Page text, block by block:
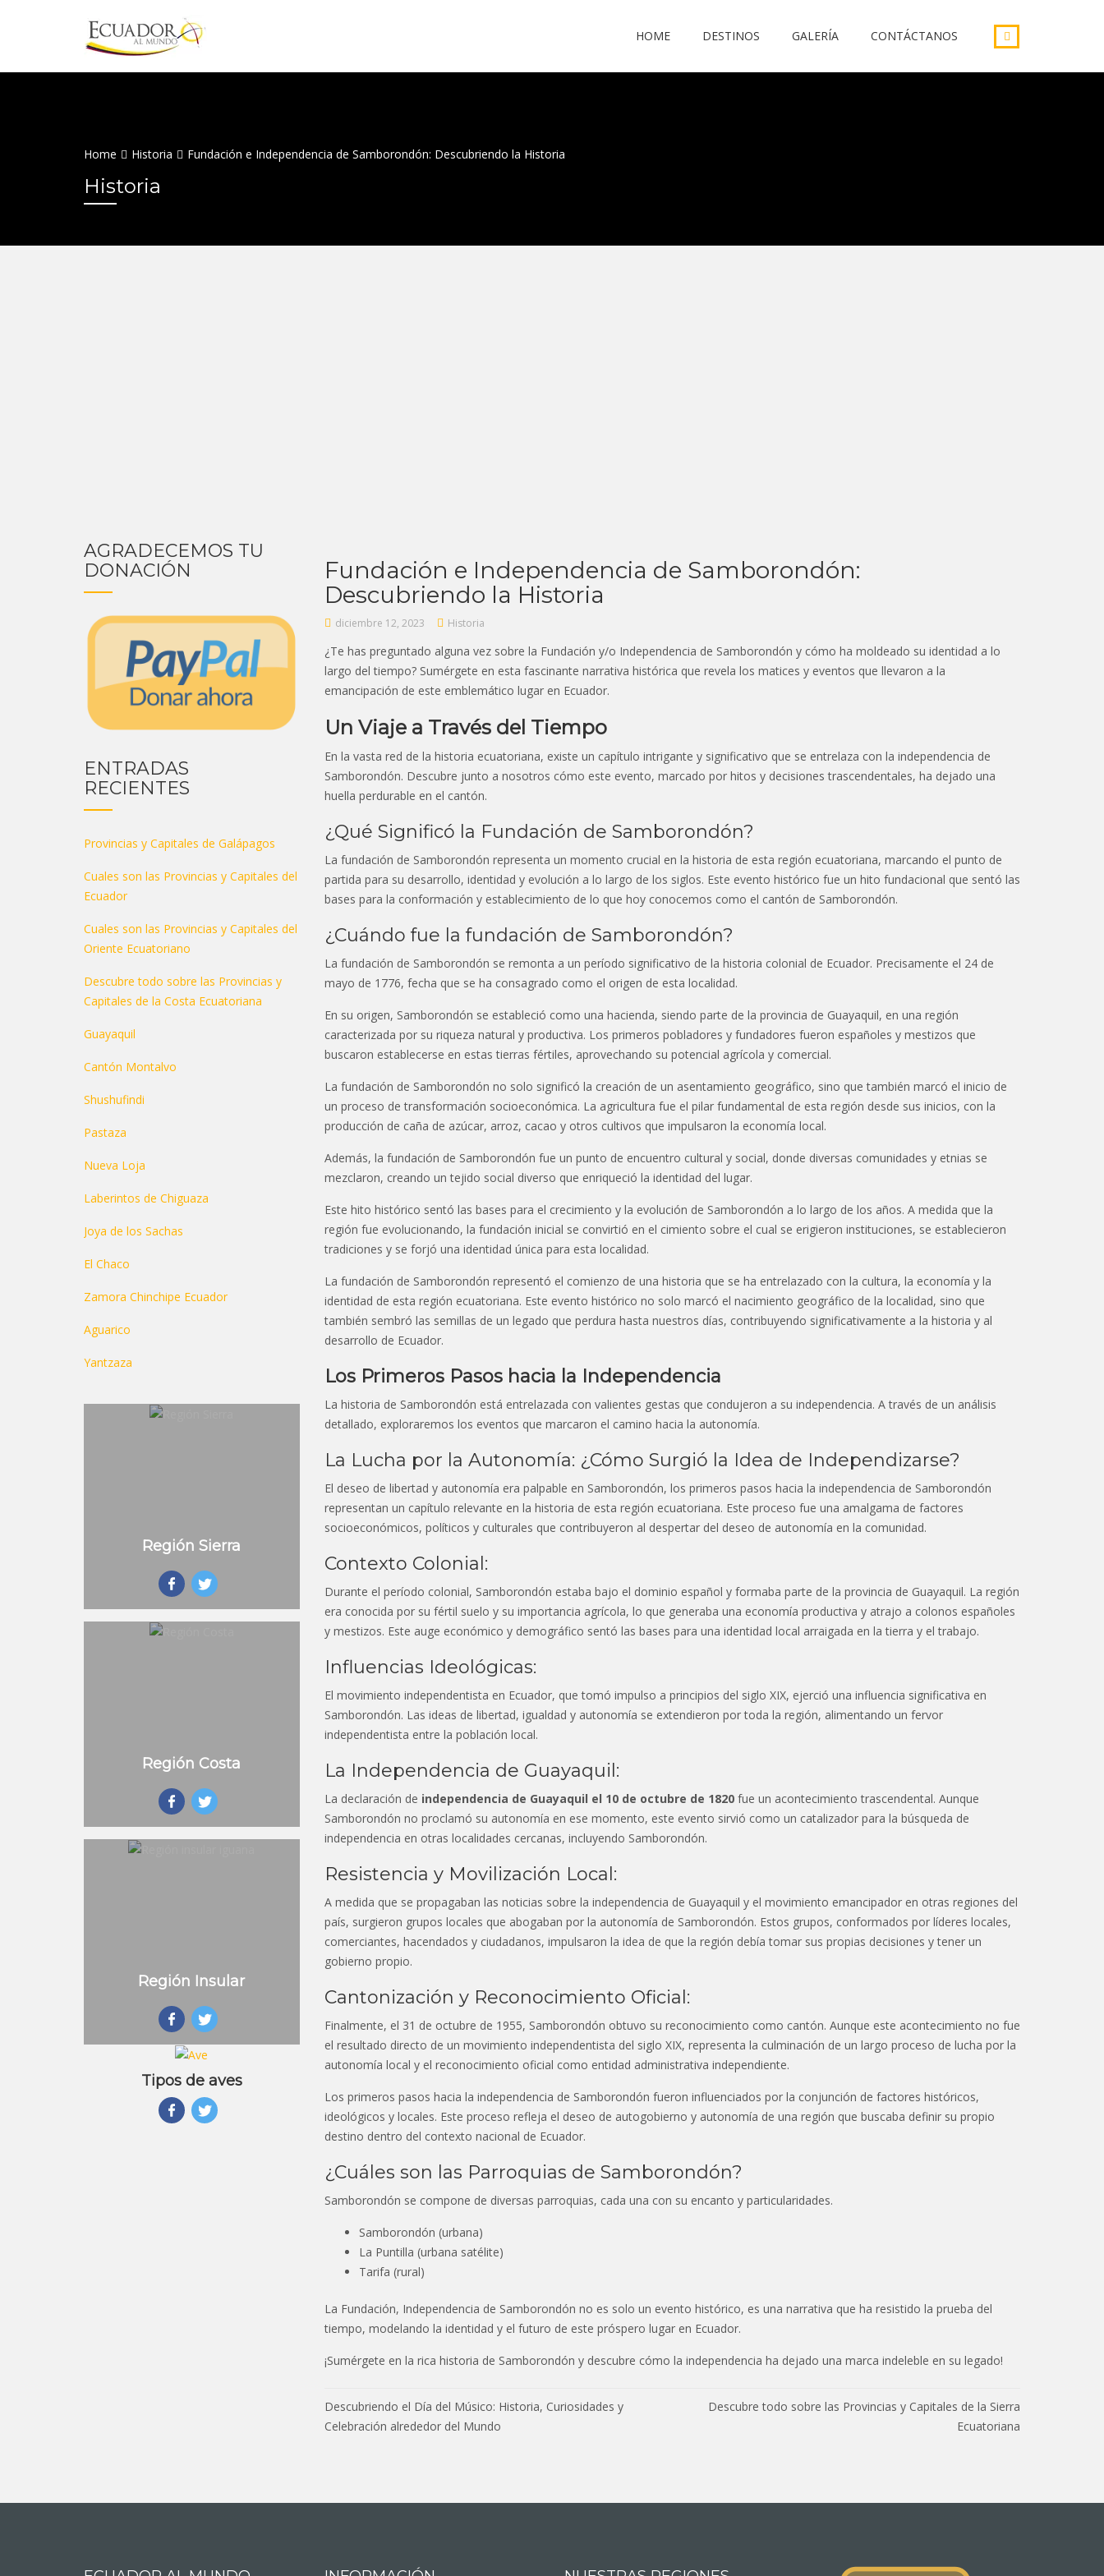
HOME DESTINOS GALERÍA CONTÁCTANOS
Home Historia Fundación e Independencia de Samborondón: Descubriendo la Historia
Historia
Fundación e Independencia de Samborondón:
Descubriendo la Historia
diciembre 12, 2023 Historia
¿Te has preguntado alguna vez sobre la Fundación y/o Independencia de Samborondón y cómo ha moldeado su identidad a lo
largo del tiempo? Sumérgete en esta fascinante narrativa histórica que revela los matices y eventos que llevaron a la
emancipación de este emblemático lugar en Ecuador.
Un Viaje a Través del Tiempo
En la vasta red de la historia ecuatoriana, existe un capítulo intrigante y significativo que se entrelaza con la independencia de
Samborondón. Descubre junto a nosotros cómo este evento, marcado por hitos y decisiones trascendentales, ha dejado una
huella perdurable en el cantón.
¿Qué Significó la Fundación de Samborondón?
La fundación de Samborondón representa un momento crucial en la historia de esta región ecuatoriana, marcando el punto de
partida para su desarrollo, identidad y evolución a lo largo de los siglos. Este evento histórico fue un hito fundacional que sentó las
bases para la conformación y establecimiento de lo que hoy conocemos como el cantón de Samborondón.
¿Cuándo fue la fundación de Samborondón?
La fundación de Samborondón se remonta a un período significativo de la historia colonial de Ecuador. Precisamente el 24 de
mayo de 1776, fecha que se ha consagrado como el origen de esta localidad.
En su origen, Samborondón se estableció como una hacienda, siendo parte de la provincia de Guayaquil, en una región
caracterizada por su riqueza natural y productiva. Los primeros pobladores y fundadores fueron españoles y mestizos que
buscaron establecerse en estas tierras fértiles, aprovechando su potencial agrícola y comercial.
La fundación de Samborondón no solo significó la creación de un asentamiento geográfico, sino que también marcó el inicio de
un proceso de transformación socioeconómica. La agricultura fue el pilar fundamental de esta región desde sus inicios, con la
producción de caña de azúcar, arroz, cacao y otros cultivos que impulsaron la economía local.
Además, la fundación de Samborondón fue un punto de encuentro cultural y social, donde diversas comunidades y etnias se
mezclaron, creando un tejido social diverso que enriqueció la identidad del lugar.
Este hito histórico sentó las bases para el crecimiento y la evolución de Samborondón a lo largo de los años. A medida que la
región fue evolucionando, la fundación inicial se convirtió en el cimiento sobre el cual se erigieron instituciones, se establecieron
tradiciones y se forjó una identidad única para esta localidad.
La fundación de Samborondón representó el comienzo de una historia que se ha entrelazado con la cultura, la economía y la
identidad de esta región ecuatoriana. Este evento histórico no solo marcó el nacimiento geográfico de la localidad, sino que
también sembró las semillas de un legado que perdura hasta nuestros días, contribuyendo significativamente a la historia y al
desarrollo de Ecuador.
Los Primeros Pasos hacia la Independencia
La historia de Samborondón está entrelazada con valientes gestas que condujeron a su independencia. A través de un análisis
detallado, exploraremos los eventos que marcaron el camino hacia la autonomía.
La Lucha por la Autonomía: ¿Cómo Surgió la Idea de Independizarse?
El deseo de libertad y autonomía era palpable en Samborondón, los primeros pasos hacia la independencia de Samborondón
representan un capítulo relevante en la historia de esta región ecuatoriana. Este proceso fue una amalgama de factores
socioeconómicos, políticos y culturales que contribuyeron al despertar del deseo de autonomía en la comunidad.
Contexto Colonial:
Durante el período colonial, Samborondón estaba bajo el dominio español y formaba parte de la provincia de Guayaquil. La región
era conocida por su fértil suelo y su importancia agrícola, lo que generaba una economía productiva y atrajo a colonos españoles
y mestizos. Este auge económico y demográfico sentó las bases para una identidad local arraigada en la tierra y el trabajo.
Influencias Ideológicas:
El movimiento independentista en Ecuador, que tomó impulso a principios del siglo XIX, ejerció una influencia significativa en
Samborondón. Las ideas de libertad, igualdad y autonomía se extendieron por toda la región, alimentando un fervor
independentista entre la población local.
La Independencia de Guayaquil:
La declaración de independencia de Guayaquil el 10 de octubre de 1820fue un acontecimiento trascendental. Aunque
Samborondón no proclamó su autonomía en ese momento, este evento sirvió como un catalizador para la búsqueda de
independencia en otras localidades cercanas, incluyendo Samborondón.
Resistencia y Movilización Local:
A medida que se propagaban las noticias sobre la independencia de Guayaquil y el movimiento emancipador en otras regiones del
país, surgieron grupos locales que abogaban por la autonomía de Samborondón. Estos grupos, conformados por líderes locales,
comerciantes, hacendados y ciudadanos, impulsaron la idea de que la región debía tomar sus propias decisiones y tener un
gobierno propio.
Cantonización y Reconocimiento Oficial:
Finalmente, el 31 de octubre de 1955, Samborondón obtuvo su reconocimiento como cantón. Aunque este acontecimiento no fue
el resultado directo de un movimiento independentista del siglo XIX, representa la culminación de un largo proceso de lucha por la
autonomía local y el reconocimiento oficial como entidad administrativa independiente.
Los primeros pasos hacia la independencia de Samborondón fueron influenciados por la conjunción de factores históricos,
ideológicos y locales. Este proceso refleja el deseo de autogobierno y autonomía de una región que buscaba definir su propio
destino dentro del contexto nacional de Ecuador.
¿Cuáles son las Parroquias de Samborondón?
Samborondón se compone de diversas parroquias, cada una con su encanto y particularidades.
Samborondón (urbana)
La Puntilla (urbana satélite)
Tarifa (rural)
La Fundación, Independencia de Samborondón no es solo un evento histórico, es una narrativa que ha resistido la prueba del
tiempo, modelando la identidad y el futuro de este próspero lugar en Ecuador.
¡Sumérgete en la rica historia de Samborondón y descubre cómo la independencia ha dejado una marca indeleble en su legado!
Navegación
de
Descubriendo el Día del Músico: Historia, Curiosidades y
Celebración alrededor del Mundo
Descubre todo sobre las Provincias y Capitales de la Sierra
Ecuatoriana
AGRADECEMOS TU
DONACIÓN
ENTRADAS
RECIENTES
Provincias y Capitales de Galápagos
Cuales son las Provincias y Capitales del
Ecuador
Cuales son las Provincias y Capitales del
Oriente Ecuatoriano
Descubre todo sobre las Provincias y
Capitales de la Costa Ecuatoriana
Guayaquil
Cantón Montalvo
Shushufindi
Pastaza
Nueva Loja
Laberintos de Chiguaza
Joya de los Sachas
El Chaco
Zamora Chinchipe Ecuador
Aguarico
Yantzaza
Región Sierra
Región Costa
Región Insular
Tipos de aves